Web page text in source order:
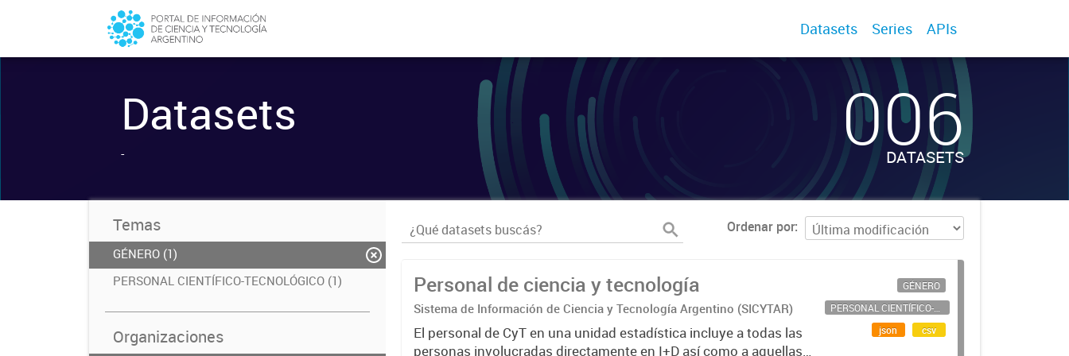
Datasets Series APIs
Datasets
- 006
DATASETS
Temas
GÉNERO (1)
PERSONAL CIENTÍFICO-TECNOLÓGICO (1)
Organizaciones
Ordenar por
Personal de ciencia y tecnología
Sistema de Información de Ciencia y Tecnología Argentino (SICYTAR)
El personal de CyT en una unidad estadística incluye a todas las
personas involucradas directamente en I+D así como a aquellas
GÉNERO
PERSONAL CIENTÍFICO-TECNOLÓGICO
json
csv